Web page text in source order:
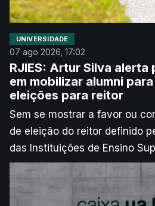
UNIVERSIDADE
07 ago 2026, 17:02
RJIES: Artur Silva
em mobilizar alumni
eleições para reitor
Sem se mostrar a favor ou
de eleição do reitor definido
das Instituições de Ensino
novo reitor da Universidade
manifestou alguma
implementação do voto dos